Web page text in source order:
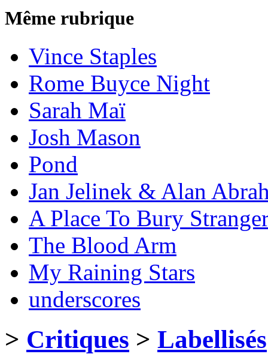
Même rubrique
Vince Staples
Rome Buyce Night
Sarah Maï
Josh Mason
Pond
Jan Jelinek & Alan
A Place To Bury
The Blood Arm
My Raining Stars
underscores
> Critiques > Labellisés